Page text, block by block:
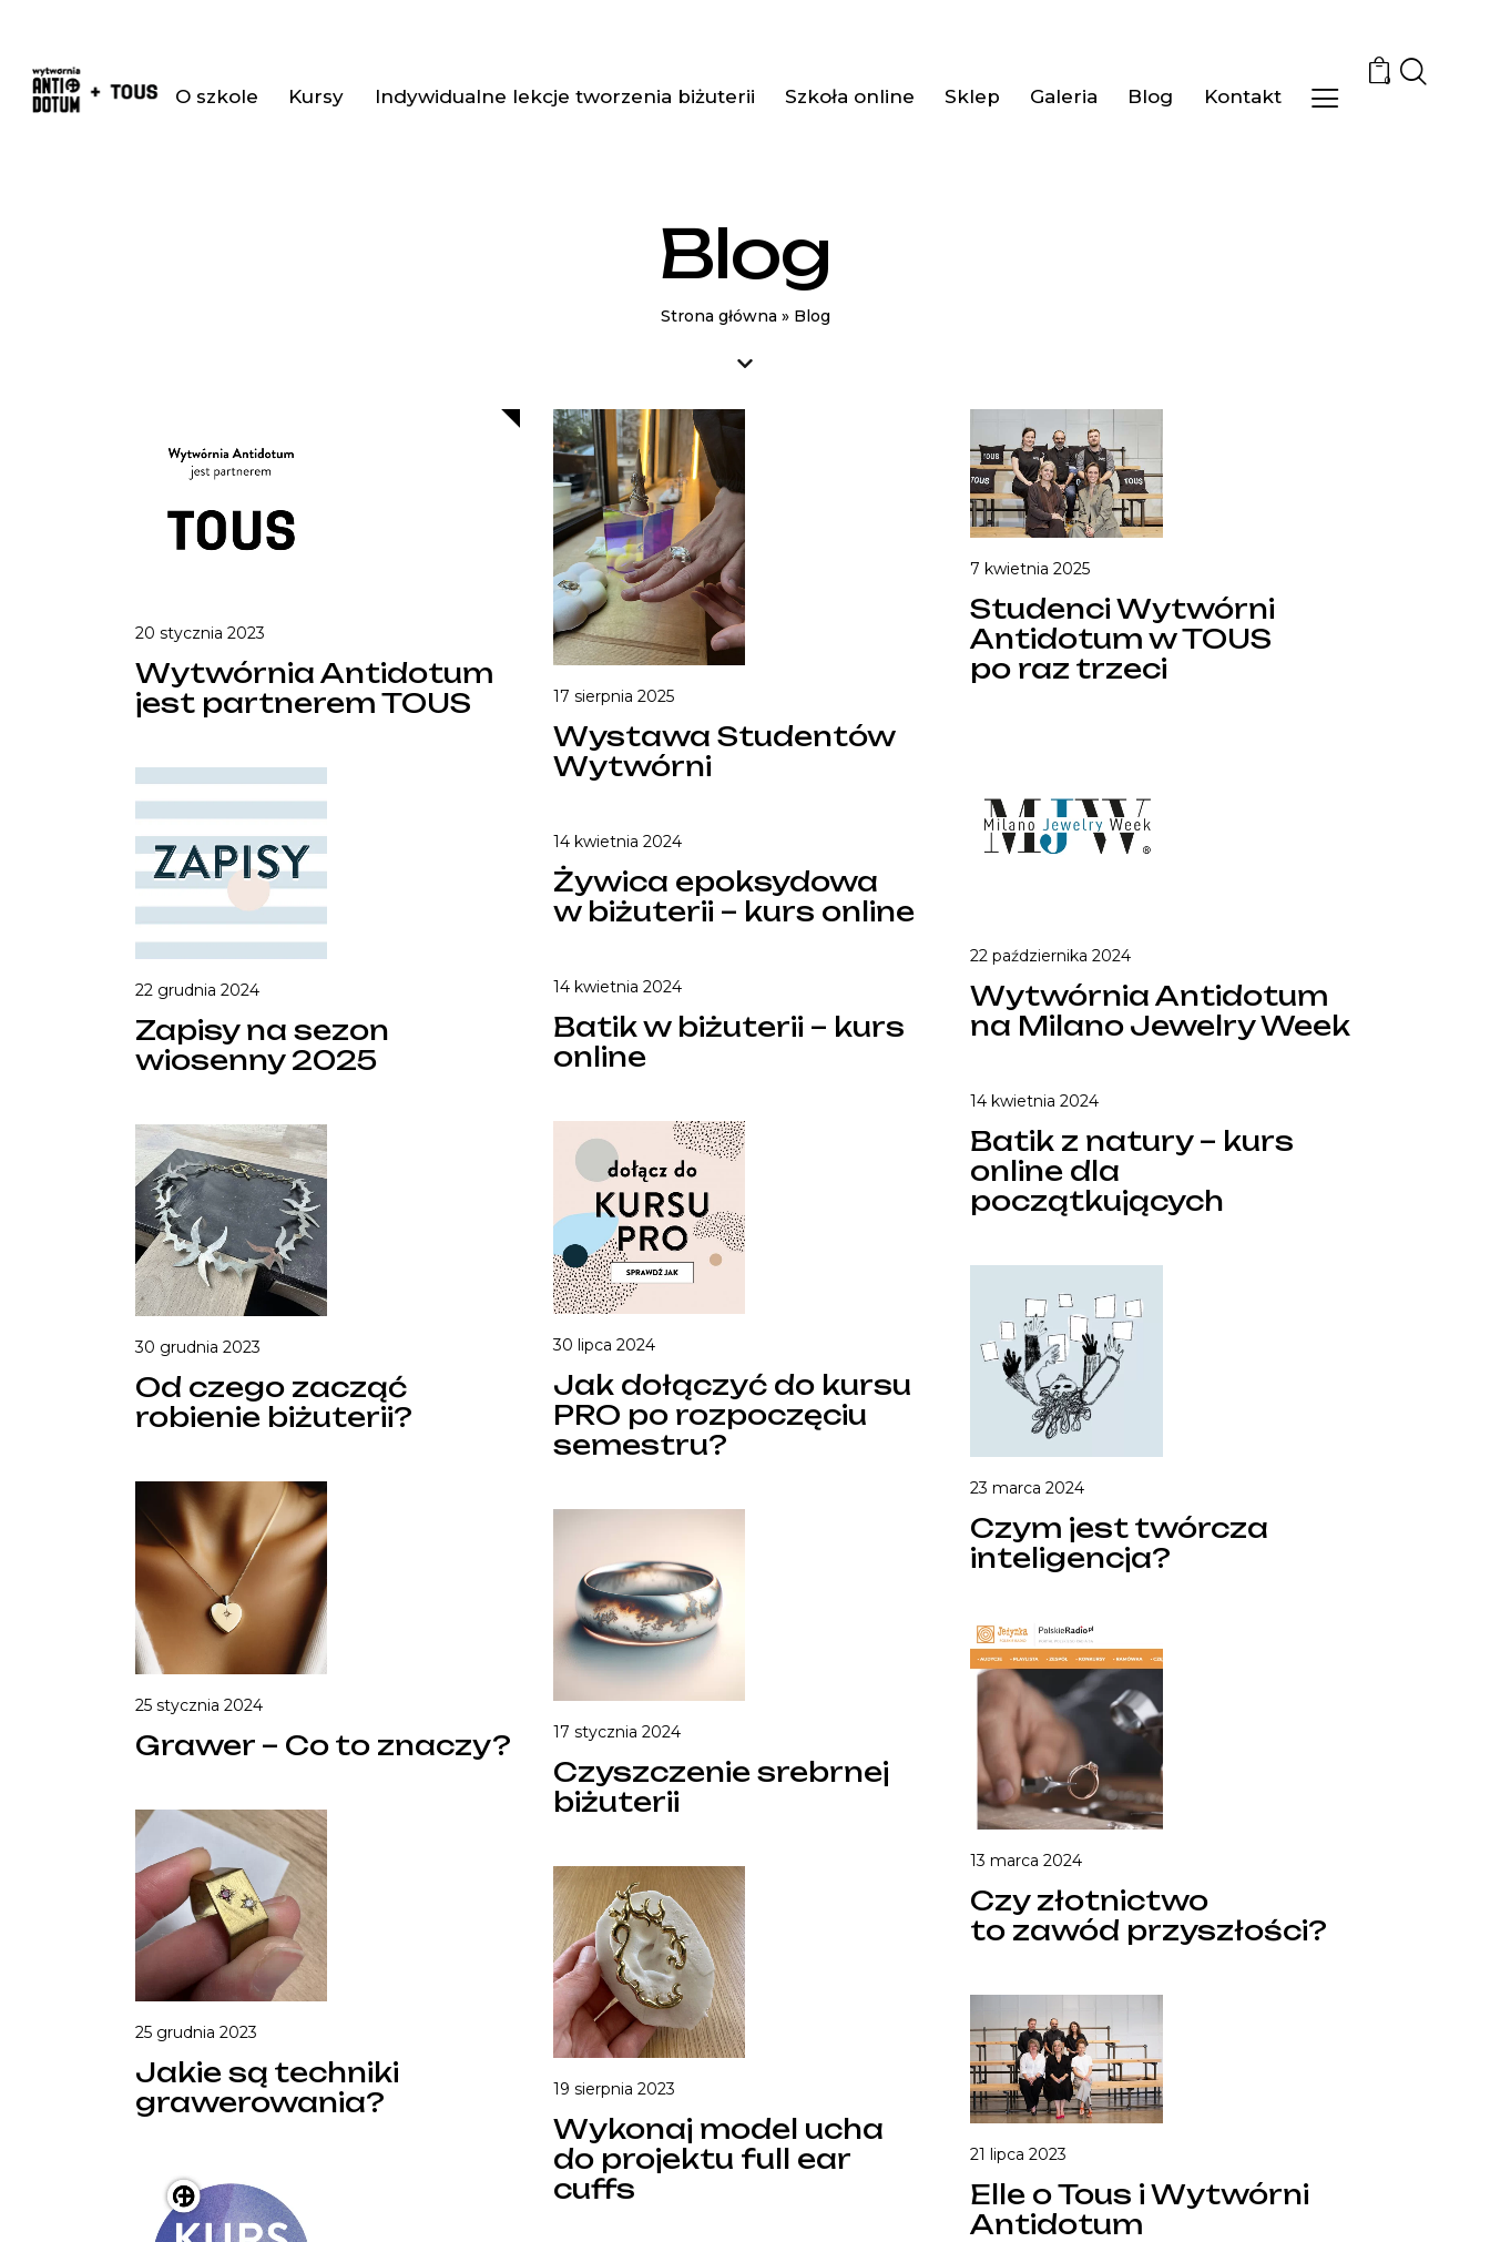
O szkole Kursy Indywidualne lekcje tworzenia biżuterii Szkoła online Sklep Galeria Blog Kontakt
0
Blog
Strona główna » Blog
20 stycznia 2023
Wytwórnia Antidotum
jest partnerem TOUS
17 sierpnia 2025
Wystawa Studentów
Wytwórni
7 kwietnia 2025
Studenci Wytwórni
Antidotum w TOUS
po raz trzeci
22 października 2024
Wytwórnia Antidotum
na Milano Jewelry Week
22 grudnia 2024
Zapisy na sezon
wiosenny 2025
14 kwietnia 2024
Żywica epoksydowa
w biżuterii – kurs online
14 kwietnia 2024
Batik w biżuterii – kurs
online
14 kwietnia 2024
Batik z natury – kurs
online dla
początkujących
30 lipca 2024
Jak dołączyć do kursu
PRO po rozpoczęciu
semestru?
30 grudnia 2023
Od czego zacząć
robienie biżuterii?
23 marca 2024
Czym jest twórcza
inteligencja?
25 stycznia 2024
Grawer – Co to znaczy? 17 stycznia 2024
Czyszczenie srebrnej
biżuterii
13 marca 2024
Czy złotnictwo
to zawód przyszłości?
25 grudnia 2023
Jakie są techniki
grawerowania?
19 sierpnia 2023
Wykonaj model ucha
do projektu full ear
cuffs
21 lipca 2023
Elle o Tous i Wytwórni
Antidotum